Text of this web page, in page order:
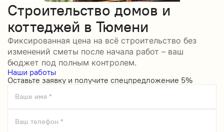
Строительство домов и
коттеджей в Тюмени
Фиксированная цена на всё строительство без
изменений сметы после начала работ – ваш
бюджет под полным контролем.
Наши работы
Оставьте заявку и получите спецпредложение 5%
Ваше имя *
Ваш телефон *